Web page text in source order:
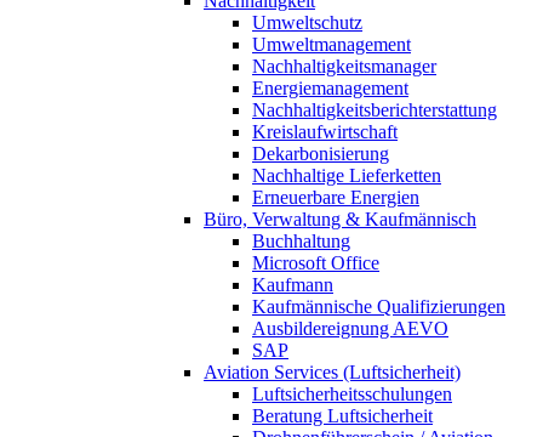
Umweltschutz
Umweltmanagement
Nachhaltigkeitsmanager
Energiemanagement
Nachhaltigkeitsberichterstattung
Kreislaufwirtschaft
Dekarbonisierung
Nachhaltige Lieferketten
Erneuerbare Energien
Büro, Verwaltung & Kaufmännisch
Buchhaltung
Microsoft Office
Kaufmann
Kaufmännische Qualifizierungen
Ausbildereignung AEVO
SAP
Aviation Services (Luftsicherheit)
Luftsicherheitsschulungen
Beratung Luftsicherheit